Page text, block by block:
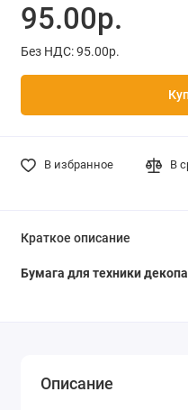
95.00р.
Без НДС: 95.00р.
В избранное В
Краткое описание
Бумага для техники
Описание